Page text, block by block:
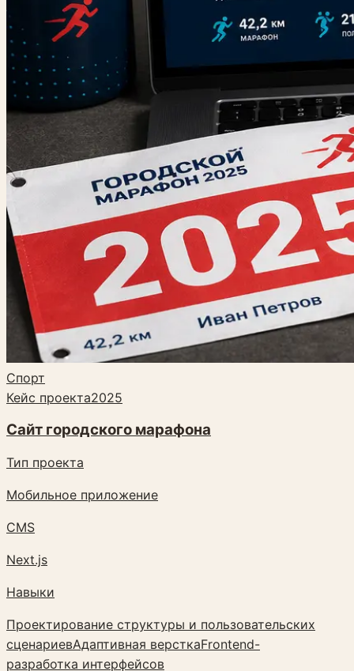
Спорт
Кейс проекта2025
Сайт городского марафона
Тип проекта
Мобильное приложение
CMS
Next.js
Навыки
Проектирование структуры и пользовательских
сценариевАдаптивная версткаFrontend-
разработка интерфейсов